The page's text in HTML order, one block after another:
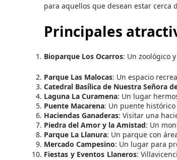
para aquellos que desean estar cerca
Principales
Bioparque Los Ocarros: Un zoológico
Parque Las Malocas: Un espacio
Catedral Basílica de Nuestra Señora
Laguna La Curamena: Un lugar
Puente Macarena: Un puente
Haciendas Ganaderas: Visitar una
Piedra del Amor y la Amistad: Un
Parque La Llanura: Un parque con
Mercado Campesino: Un lugar para
Fiestas y Eventos Llaneros: